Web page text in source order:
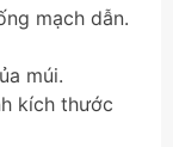
mạch dẫn.
múi.
kích thước